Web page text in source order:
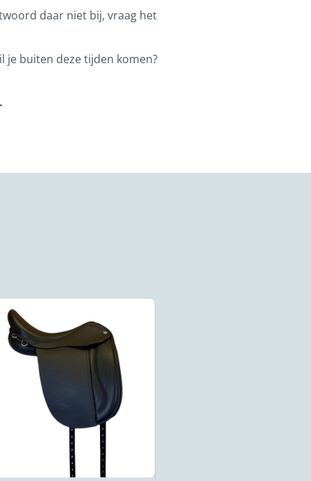
daar niet bij, vraag het
je buiten deze tijden komen?
.